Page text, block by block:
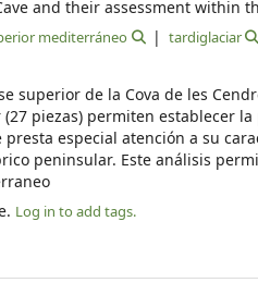
and their assessment within
mediterráneo tardiglaciar
superior de la Cova de les
piezas) permiten establecer
especial atención a su
peninsular. Este análisis
Log in to add tags.